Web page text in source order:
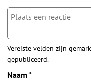
Vereiste velden zijn
gepubliceerd.
Naam *